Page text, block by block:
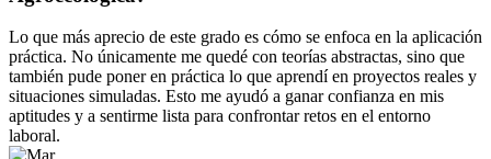
Lo que más aprecio de este grado es cómo se enfoca en la aplicación
práctica. No únicamente me quedé con teorías abstractas, sino que
también pude poner en práctica lo que aprendí en proyectos reales y
situaciones simuladas. Esto me ayudó a ganar confianza en mis
aptitudes y a sentirme lista para confrontar retos en el entorno
laboral.